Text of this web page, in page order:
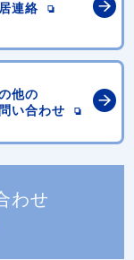
連絡
他の
い合わせ
わせ